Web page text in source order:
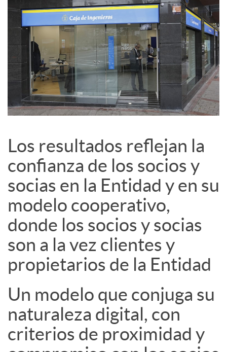
i
a
l
e
s
Los resultados reflejan la
confianza de los socios y
socias en la Entidad y en su
modelo cooperativo,
donde los socios y socias
son a la vez clientes y
propietarios de la Entidad
Un modelo que conjuga su
naturaleza digital, con
criterios de proximidad y